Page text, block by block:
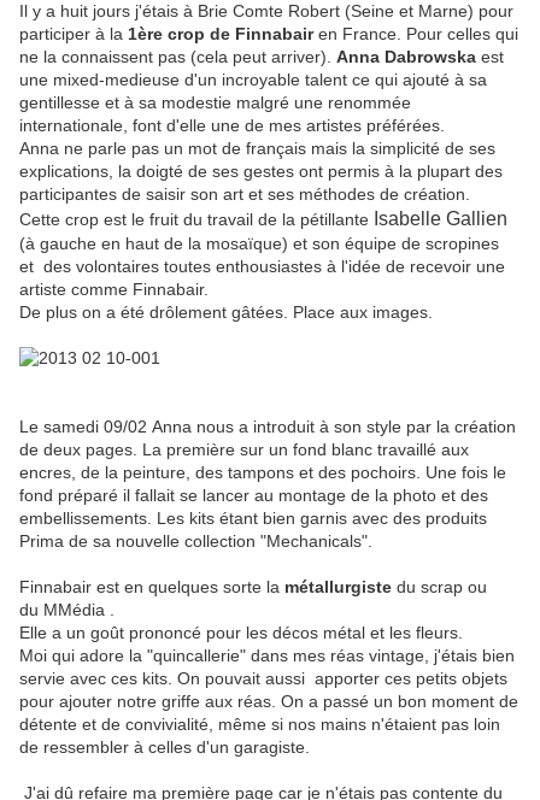
Il y a huit jours j'étais à Brie Comte Robert (Seine et Marne) pour
participer à la 1ère crop de Finnabairen France. Pour celles qui
ne la connaissent pas (cela peut arriver). Anna Dabrowska est
une mixed-medieuse d'un incroyable talent ce qui ajouté à sa
gentillesse et à sa modestie malgré une renommée
internationale, font d'elle une de mes artistes préférées.
Anna ne parle pas un mot de français mais la simplicité de ses
explications, la doigté de ses gestes ont permis à la plupart des
participantes de saisir son art et ses méthodes de création.
Cette crop est le fruit du travail de la pétillante Isabelle Gallien
(à gauche en haut de la mosaïque) et son équipe de scropines
et des volontaires toutes enthousiastes à l'idée de recevoir une
artiste comme Finnabair.
De plus on a été drôlement gâtées. Place aux images.
Le samedi 09/02 Anna nous a introduit à son style par la création
de deux pages. La première sur un fond blanc travaillé aux
encres, de la peinture, des tampons et des pochoirs. Une fois le
fond préparé il fallait se lancer au montage de la photo et des
embellissements. Les kits étant bien garnis avec des produits
Prima de sa nouvelle collection "Mechanicals".
Finnabair est en quelques sorte la métallurgiste du scrap ou
du MMédia .
Elle a un goût prononcé pour les décos métal et les fleurs.
Moi qui adore la "quincallerie" dans mes réas vintage, j'étais bien
servie avec ces kits. On pouvait aussi apporter ces petits objets
pour ajouter notre griffe aux réas. On a passé un bon moment de
détente et de convivialité, même si nos mains n'étaient pas loin
de ressembler à celles d'un garagiste.
J'ai dû refaire ma première page car je n'étais pas contente du